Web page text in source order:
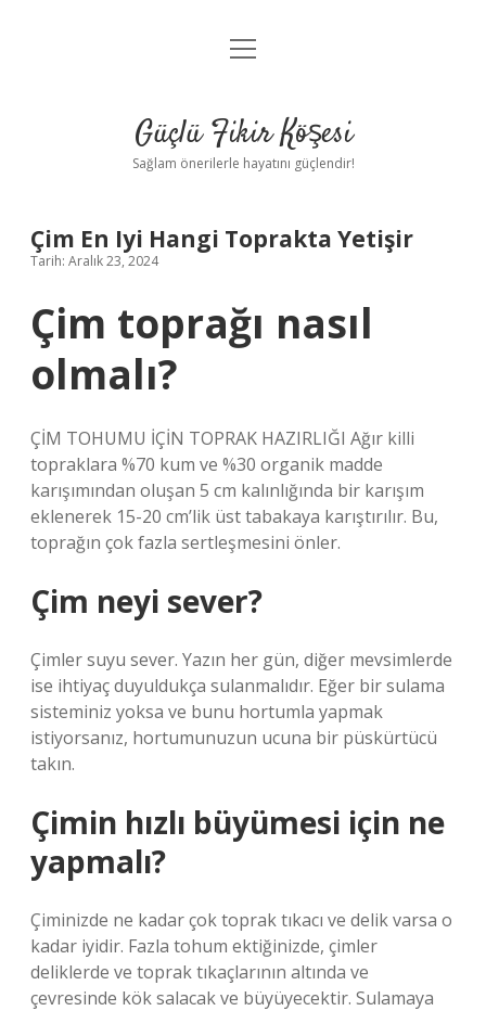
Anasayfa
Yasal Uyarı
menüyü
Güçlü Fikir Köşesi
Sağlam önerilerle hayatını güçlendir!
Çim En Iyi Hangi Toprakta Yetişir
Tarih: Aralık 23, 2024
Çim toprağı nasıl
olmalı?
ÇİM TOHUMU İÇİN TOPRAK HAZIRLIĞI Ağır killi
topraklara %70 kum ve %30 organik madde
karışımından oluşan 5 cm kalınlığında bir karışım
eklenerek 15-20 cm’lik üst tabakaya karıştırılır. Bu,
toprağın çok fazla sertleşmesini önler.
Çim neyi sever?
Çimler suyu sever. Yazın her gün, diğer mevsimlerde
ise ihtiyaç duyuldukça sulanmalıdır. Eğer bir sulama
sisteminiz yoksa ve bunu hortumla yapmak
istiyorsanız, hortumunuzun ucuna bir püskürtücü
takın.
Çimin hızlı büyümesi için ne
yapmalı?
Çiminizde ne kadar çok toprak tıkacı ve delik varsa o
kadar iyidir. Fazla tohum ektiğinizde, çimler
deliklerde ve toprak tıkaçlarının altında ve
çevresinde kök salacak ve büyüyecektir. Sulamaya